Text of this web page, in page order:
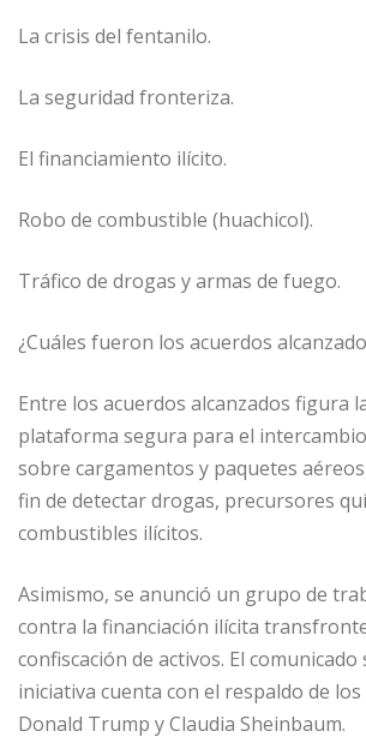
La crisis del fentanilo.
La seguridad fronteriza.
El financiamiento ilícito.
Robo de combustible (huachicol).
Tráfico de drogas y armas de fuego.
¿Cuáles fueron los acuerdos
Entre los acuerdos alcanzados figura
plataforma segura para el
sobre cargamentos y paquetes
fin de detectar drogas, precursores
combustibles ilícitos.
Asimismo, se anunció un grupo de
contra la financiación ilícita
confiscación de activos. El comunicado
iniciativa cuenta con el respaldo de
Donald Trump y Claudia Sheinbaum.